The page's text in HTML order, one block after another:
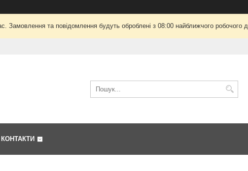
Замовлення та повідомлення будуть оброблені з 08:00 найближчого робочого
КОНТАКТИ